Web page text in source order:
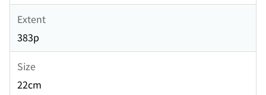
Extent
383p
Size
22cm